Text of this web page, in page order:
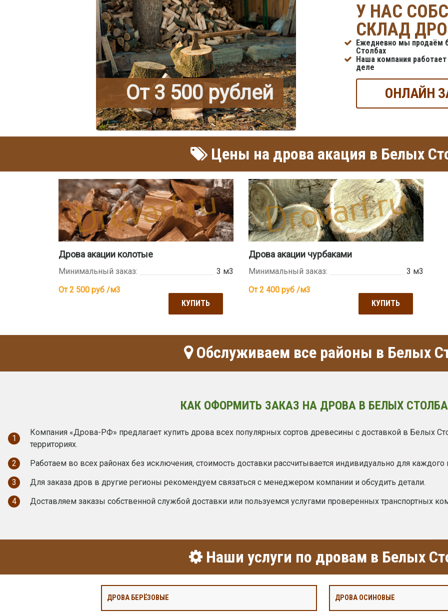
От 3 500 рублей
У НАС
СКЛАД
Ежедневно мы продаём
Столбах
Наша компания
деле
ОНЛАЙН
Цены на дрова акация в Белых
Дрова акации колотые
Минимальный заказ:
3 м3
От 2 500 руб /м3
КУПИТЬ
Дрова акации чурбаками
Минимальный заказ:
3 м3
От 2 400руб /м3
КУПИТЬ
Обслуживаем все районы в Белых
КАК ОФОРМИТЬ ЗАКАЗ НА ДРОВА В БЕЛЫХ
1
Компания «Дрова-РФ» предлагает купить дрова всех популярных сортов древесины с доставкой в Белых
территориях.
2
Работаем во всех районах без исключения, стоимость доставки рассчитывается индивидуально для каждого
3
Для заказа дров в другие регионы рекомендуем связаться с менеджером компании и обсудить детали.
4
Доставляем заказы собственной службой доставки или пользуемся услугами проверенных транспортных
Наши услуги по дровам в Белых
ДРОВА БЕРЁЗОВЫЕ ДРОВА ОСИНОВЫЕ